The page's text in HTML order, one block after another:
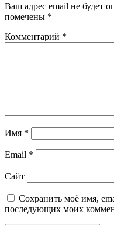
Ваш адрес email не будет
помечены *
Комментарий *
Имя *
Email *
Сайт
Сохранить моё имя,
последующих моих